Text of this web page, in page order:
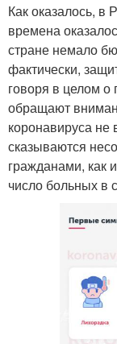
Как оказалось, в
времена
стране немало
фактически,
говоря в целом
обращают
коронавируса
сказываются
гражданами, как
число больных в